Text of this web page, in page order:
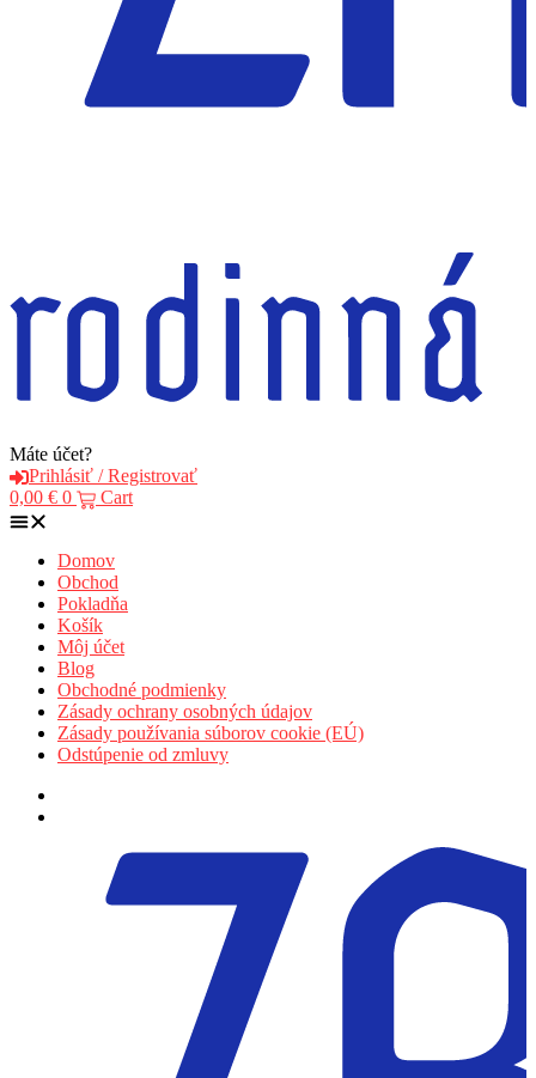
Máte účet?
Prihlásiť / Registrovať
0,00 € 0 Cart
Domov
Obchod
Pokladňa
Košík
Môj účet
Blog
Obchodné podmienky
Zásady ochrany osobných údajov
Zásady používania súborov cookie (EÚ)
Odstúpenie od zmluvy